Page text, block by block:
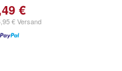
€
€ Versand